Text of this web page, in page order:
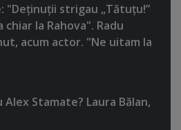
"Deţinuţii strigau „Tătuţu!”
la Rahova". Radu
acum actor. "Ne uitam la
Alex Stamate? Laura Bălan,